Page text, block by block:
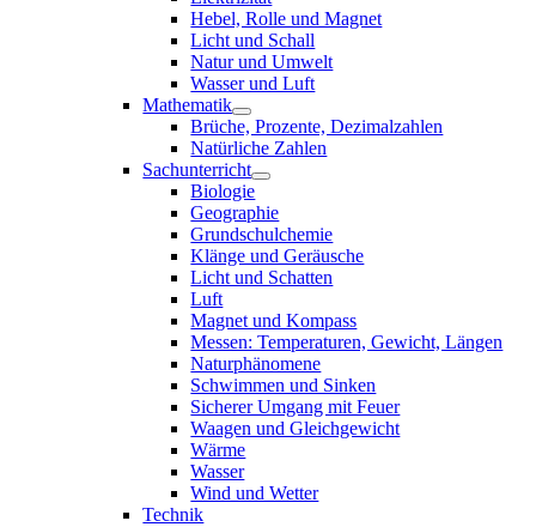
Hebel, Rolle und Magnet
Licht und Schall
Natur und Umwelt
Wasser und Luft
Mathematik
Brüche, Prozente, Dezimalzahlen
Natürliche Zahlen
Sachunterricht
Biologie
Geographie
Grundschulchemie
Klänge und Geräusche
Licht und Schatten
Luft
Magnet und Kompass
Messen: Temperaturen, Gewicht, Längen
Naturphänomene
Schwimmen und Sinken
Sicherer Umgang mit Feuer
Waagen und Gleichgewicht
Wärme
Wasser
Wind und Wetter
Technik